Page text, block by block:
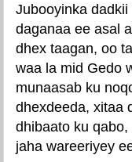
Jubooyinka
daganaa ee asal
dhex taagan, oo
waa la mid Gedo
munaasab ku
dhexdeeda, xitaa
dhibaato ku
jaha wareeriyey